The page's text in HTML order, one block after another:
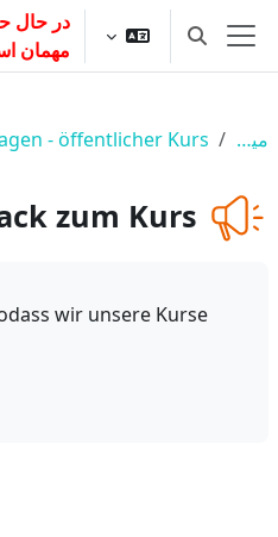
پرش به محتوای اصلی
پنل کناری
Toggle search input
در حال
مهمان
میز کار
zum Kurs
wir unsere Kurse